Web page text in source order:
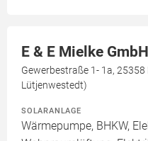
E & E Mielke GmbH
Gewerbestraße 1- 1a,
Lütjenwestedt)
SOLARANLAGE
Wärmepumpe, BHKW,